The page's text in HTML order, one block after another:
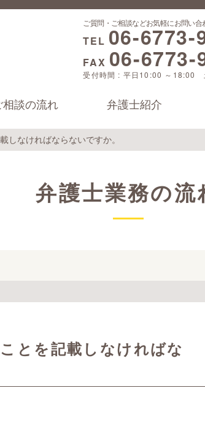
ご質問・ご相談などお気軽にお問い合
TEL 06-6773-
FAX 06-6773-
受付時間 : 平日10:00 ～18:00
相談の流れ 弁護士紹介
なければならないですか。
弁護士業務の流
とを記載しなければな